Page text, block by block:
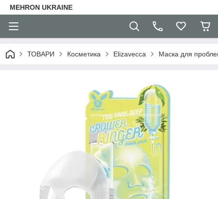
MEHRON UKRAINE
ТОВАРИ Косметика Elizavecca Маска для